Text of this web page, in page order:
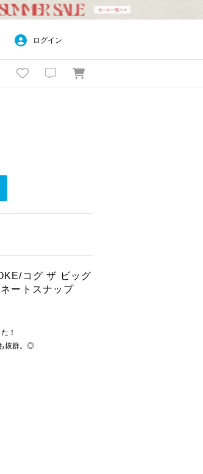
ログイン
コグ ザ ビッグ
ートスナップ
！
抜群。◎